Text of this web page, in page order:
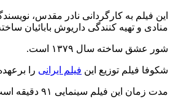
این فیلم به کارگردانی نادر مقدس،
منادی و تهیه کنندگی داریوش بابائیان
شور عشق ساخته سال ۱۳۷۹ است.
شکوفا فیلم توزیع این فیلم ایرانی را
مدت زمان این فیلم سینمایی ۹۱ دقیقه است.